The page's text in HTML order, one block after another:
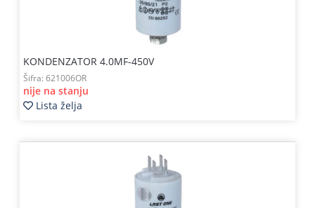
KONDENZATOR 4.0MF-450V
Šifra: 621006OR
nije na stanju
Lista želja